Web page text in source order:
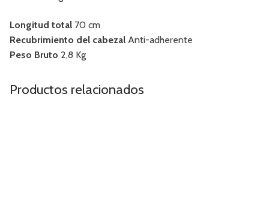
Longitud total 70 cm
Recubrimiento del cabezal Anti-adherente
Peso Bruto 2,8 Kg
Productos relacionados